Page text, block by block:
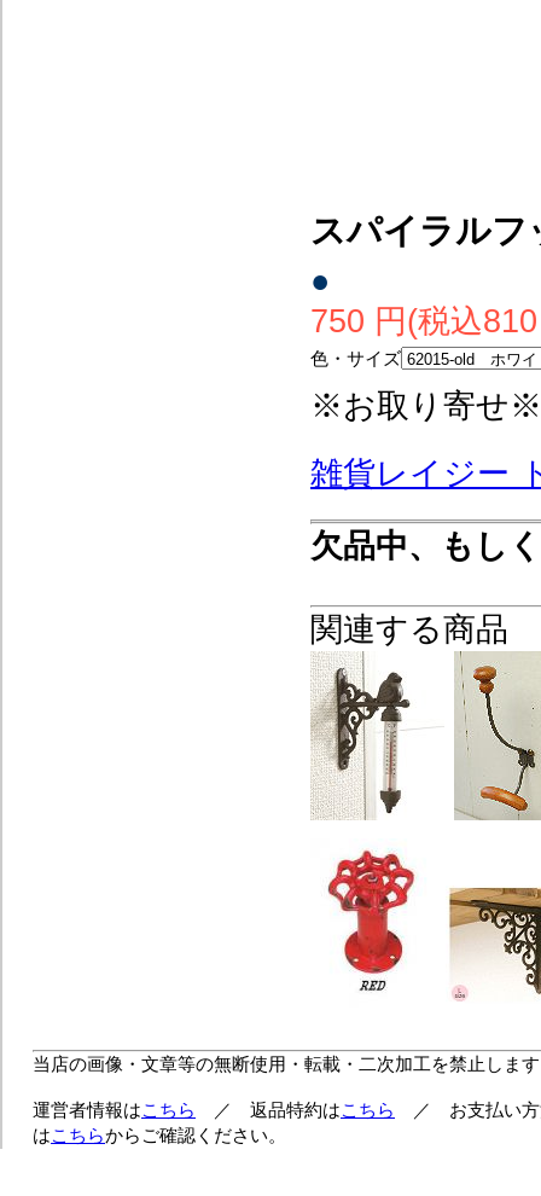
スパイラル
●
750 円(税込
色・サイズ
※お取り寄せ※
雑貨レイジー
欠品中、もし
関連する商品
当店の画像・文章等の無断使用・転載・二次加工を禁止しま
運営者情報はこちら ／ 返品特約はこちら
／ お支払い方
はこちらからご確認ください。